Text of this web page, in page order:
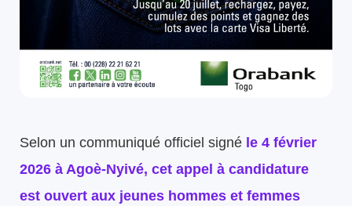
Selon un communiqué officiel signé le 4 février
2026 à Agoè-Nyivé, cet appel à candidature
est ouvert aux jeunes hommes et femmes